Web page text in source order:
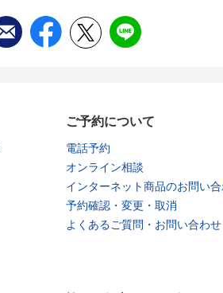
ご予約について
電話予約
オンライン相談
インターネット商品のお問い
予約確認・変更・取消
よくあるご質問・お問い合わせ